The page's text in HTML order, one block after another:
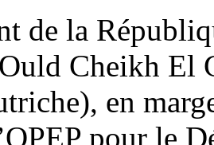
de la
Cheikh El
en
pour le